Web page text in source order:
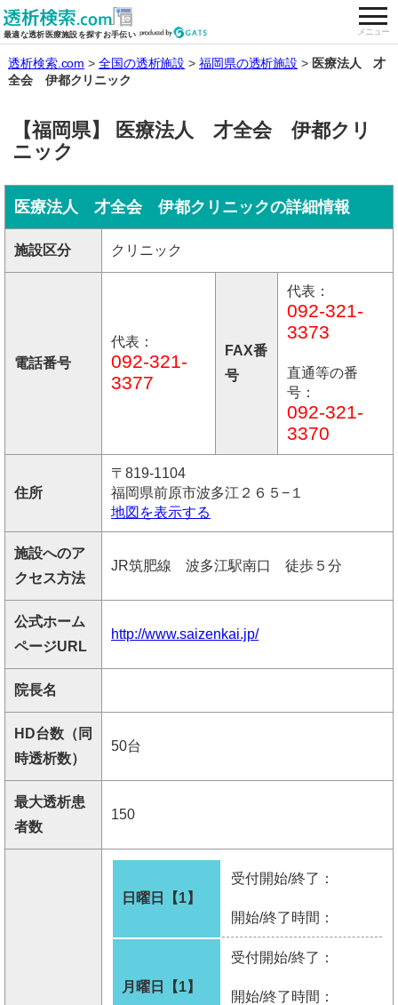
最適な透析医療施設を探すお手伝い メニュー
全国の透析施設を検索する
透析検索.com 全国の透析施設 福岡県の透析施設
医療法人 才
全会 伊都クリニック
【福岡県】 医療法人 才全会 伊都クリ
ニック
医療法人 才全会 伊都クリニックの詳細情報
施設区分 クリニック
電話番号
代表：
092-321-
3377
FAX番
号
代表：
092-321-
3373
直通等の番
号：
092-321-
3370
住所
〒819-1104
福岡県前原市波多江２６５−１
地図を表示する
施設へのア
クセス方法
JR筑肥線 波多江駅南口 徒歩５分
公式ホーム
ページURL
http://www.saizenkai.jp/
院長名
HD台数（同
時透析数）
50台
最大透析患
者数
150
日曜日【1】
受付開始/終了：
開始/終了時間：
月曜日【1】
受付開始/終了：
開始/終了時間：